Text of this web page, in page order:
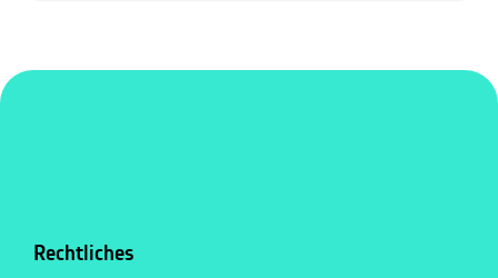
Rechtliches